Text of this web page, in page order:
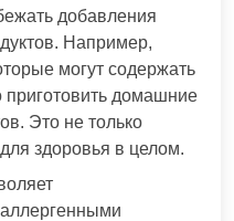
добавления
Например,
могут содержать
домашние
Это не только
здоровья в целом.